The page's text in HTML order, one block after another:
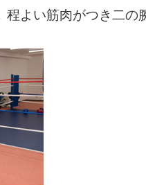
よい筋肉がつき二の